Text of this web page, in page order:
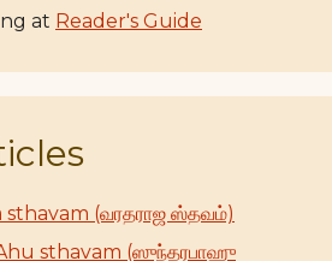
at Reader's Guide
sthavam (வரதராஜ ஸ்தவம்)
sthavam (ஸுந்தரபாஹு